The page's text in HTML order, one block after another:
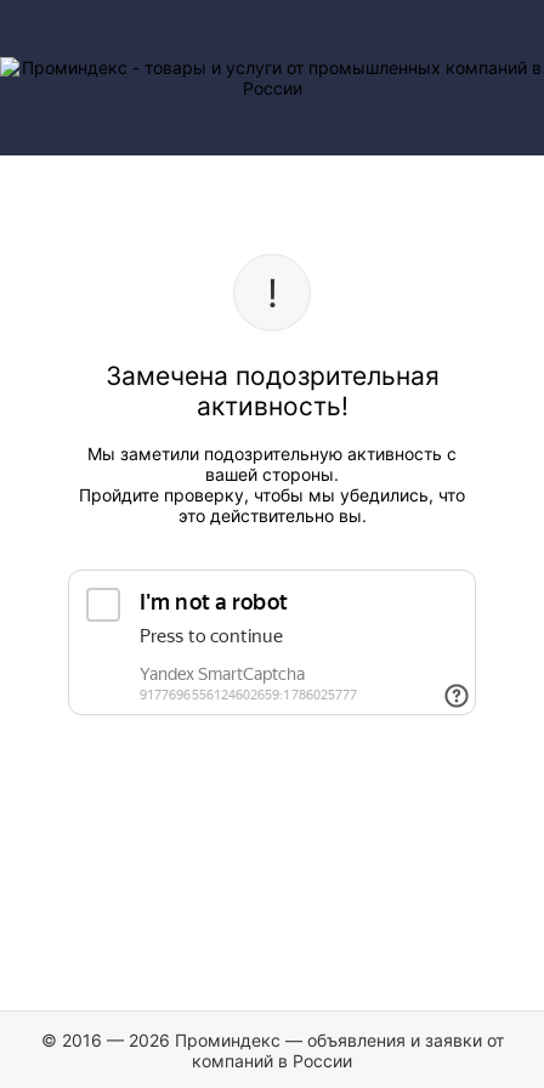
Замечена подозрительная
активность!
Мы заметили подозрительную активность с
вашей стороны.
Пройдите проверку, чтобы мы убедились, что
это действительно вы.
© 2016 — 2026 Проминдекс — объявления и заявки от
компаний в России